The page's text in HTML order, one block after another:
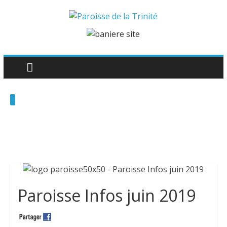
Paroisse Infos juin 2019